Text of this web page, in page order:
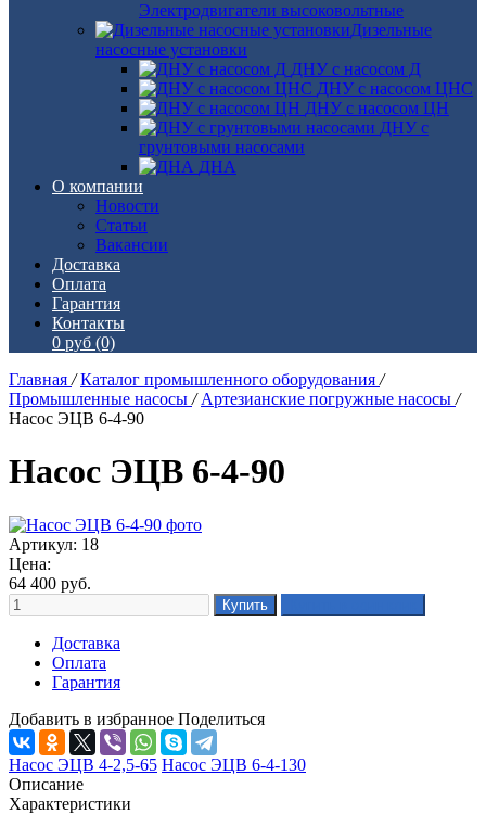
Электродвигатели высоковольтные
Дизельные
насосные установки
ДНУ с насосом Д
ДНУ с насосом ЦНС
ДНУ с насосом ЦН
ДНУ с
грунтовыми насосами
ДНА
О компании
Новости
Статьи
Вакансии
Доставка
Оплата
Гарантия
Контакты
0 руб (0)
Главная / Каталог промышленного оборудования /
Промышленные насосы / Артезианские погружные насосы /
Насос ЭЦВ 6-4-90
Насос ЭЦВ 6-4-90
Артикул: 18
Цена:
64 400 руб.
Доставка
Оплата
Гарантия
Добавить в избранное Поделиться
Насос ЭЦВ 4-2,5-65 Насос ЭЦВ 6-4-130
Описание
Характеристики